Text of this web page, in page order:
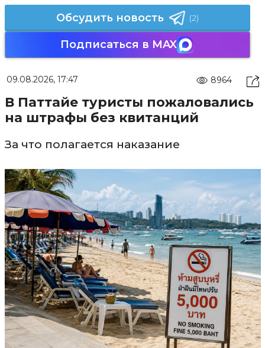
Обсудить новость (2)
Подписаться в MAX
09.08.2026, 17:47 8964
В Паттайе туристы пожаловались
на штрафы без квитанций
За что полагается наказание